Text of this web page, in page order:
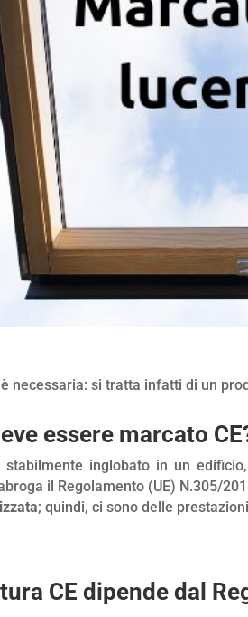
necessaria: si tratta infatti di un
essere marcato
inglobato in un
il Regolamento (UE) N.305/
; quindi, ci sono delle prestazioni
CE dipende dal